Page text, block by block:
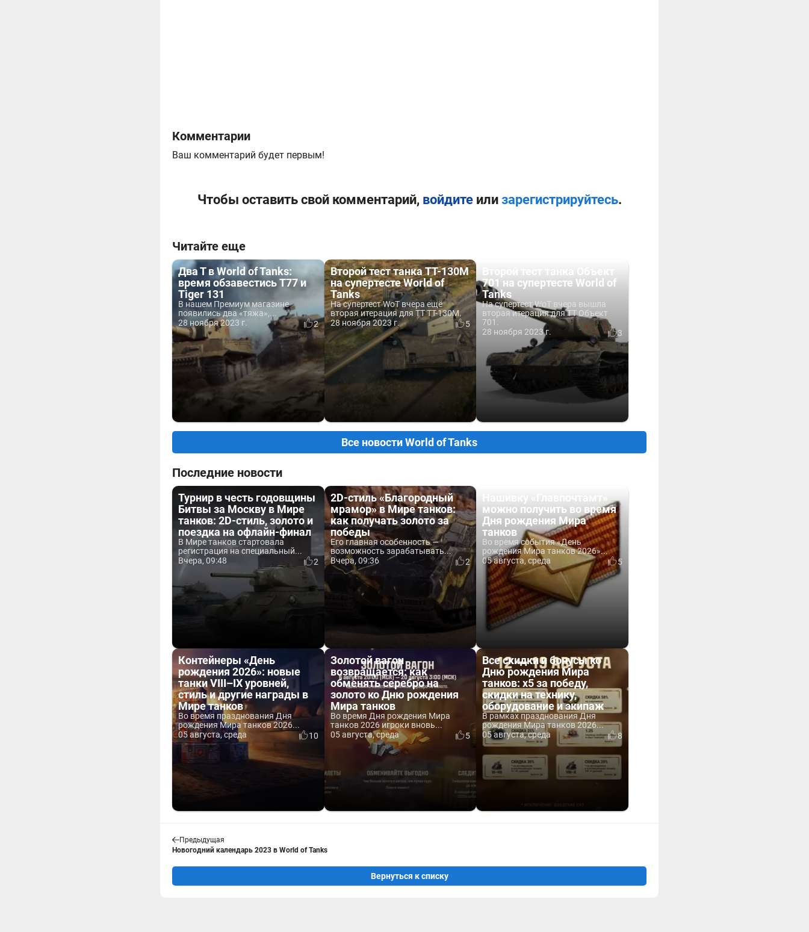
Комментарии
Ваш комментарий будет первым!
Чтобы оставить свой комментарий, войдитеили зарегистрируйтесь.
Читайте еще
Два Т в World of Tanks:
время обзавестись T77 и
Tiger 131
В нашем Премиум магазине
появились два «тяжа»,...
28 ноября 2023 г.
2
Второй тест танка TT-130M
на супертесте World of
Tanks
На супертест WoT вчера ещё
вторая итерация для ТТ TT-130M.
28 ноября 2023 г.
5
701 на супертесте World of
Tanks
На супертест WoT вчера вышла
вторая итерация для ТТ Объект
701.
28 ноября 2023 г.
3
Все новости World of Tanks
Последние новости
Турнир в честь годовщины
Битвы за Москву в Мире
танков: 2D-стиль, золото и
поездка на офлайн-финал
В Мире танков стартовала
регистрация на специальный...
Вчера, 09:48
2
2D-стиль «Благородный
мрамор» в Мире танков:
как получать золото за
победы
Его главная особенность —
возможность зарабатывать...
Вчера, 09:36
2
Нашивку «Главпочтамт»
можно получить во время
Дня рождения Мира
танков
Во время события «День
рождения Мира танков 2026»...
05 августа, среда
5
Контейнеры «День
рождения 2026»: новые
танки VIII–IX уровней,
стиль и другие награды в
Мире танков
Во время празднования Дня
рождения Мира танков 2026...
05 августа, среда
10
Золотой вагон
возвращается: как
обменять серебро на
золото ко Дню рождения
Мира танков
Во время Дня рождения Мира
танков 2026 игроки вновь...
05 августа, среда
5
Все скидки и бонусы ко
Дню рождения Мира
танков: x5 за победу,
скидки на технику,
оборудование и экипаж
В рамках празднования Дня
рождения Мира танков 2026...
05 августа, среда
8
Предыдущая
Новогодний календарь 2023 в World of Tanks
Вернуться к списку